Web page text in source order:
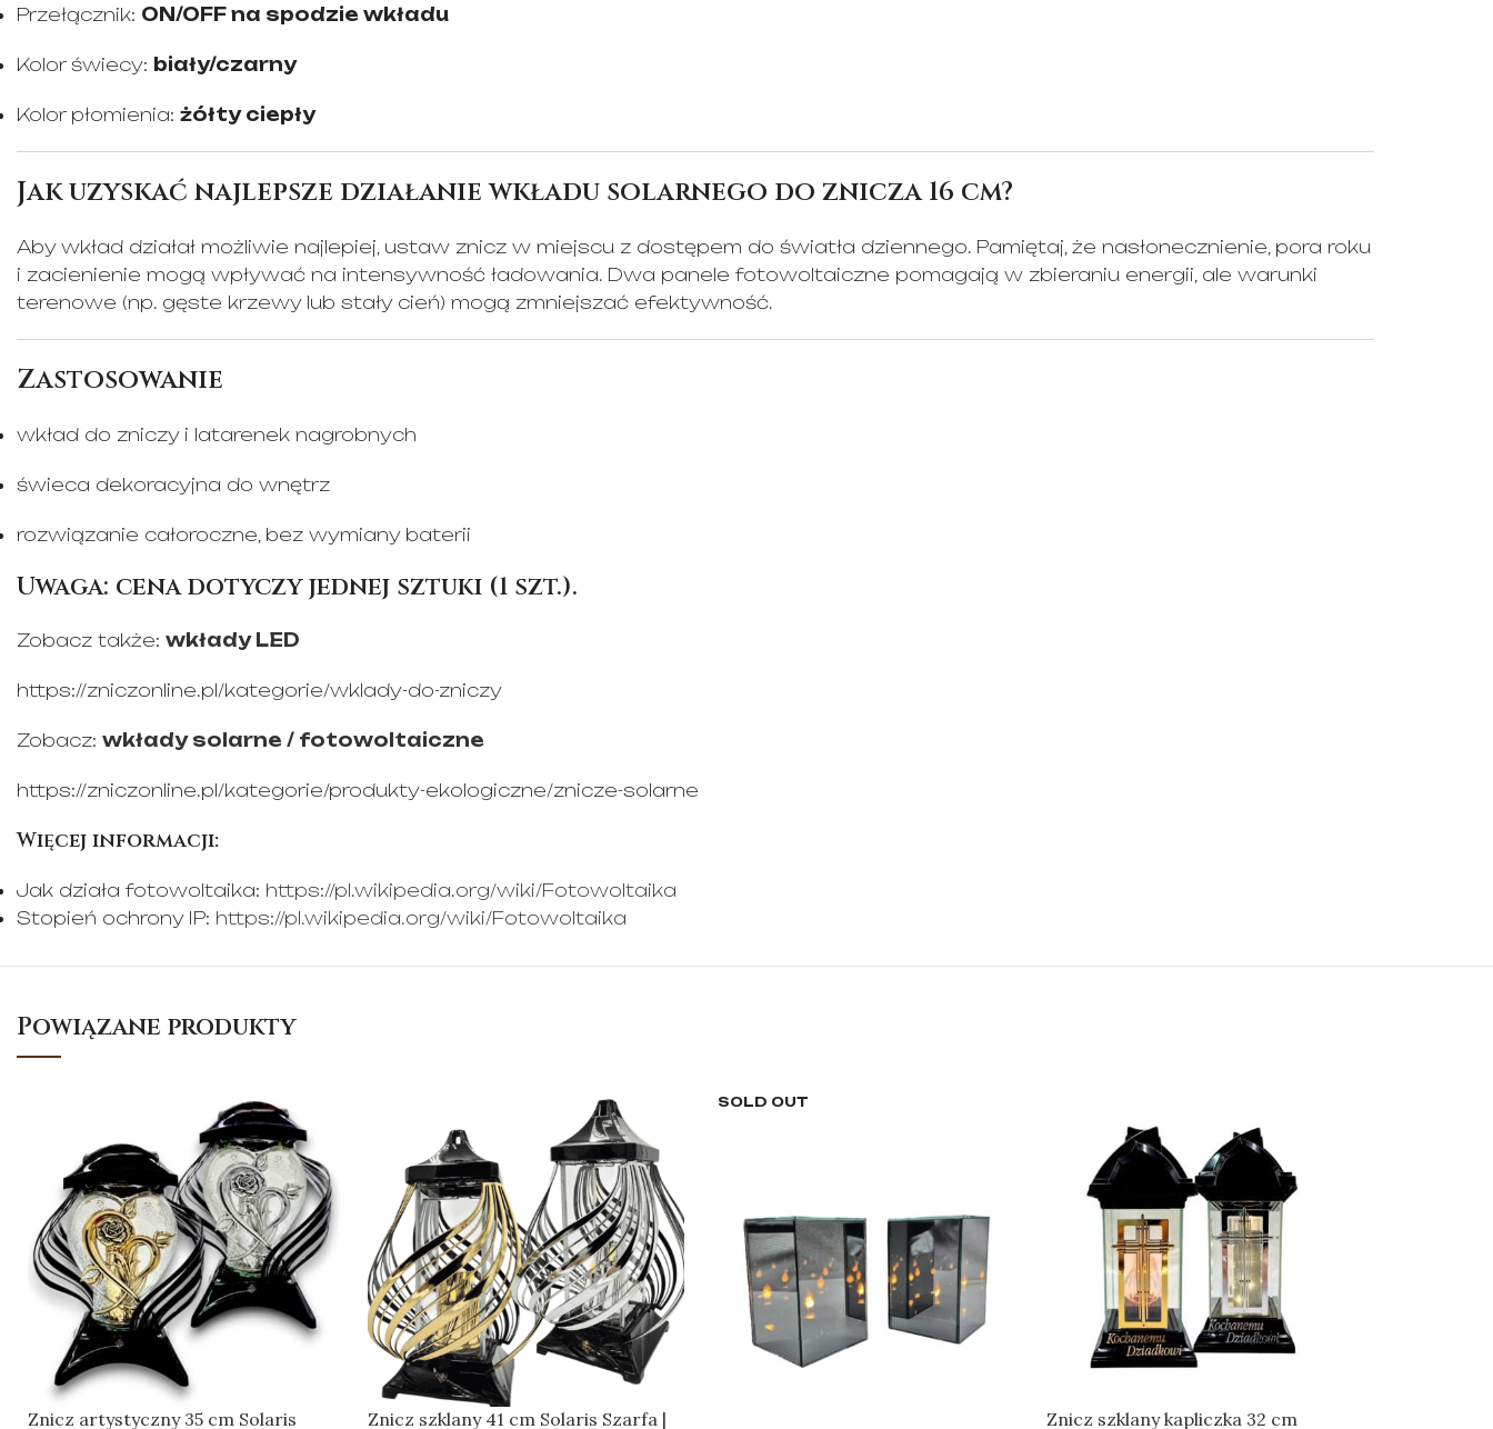
Przełącznik: ON/OFF na spodzie wkładu
Kolor świecy: biały/czarny
Kolor płomienia: żółty ciepły
Jak uzyskać najlepsze działanie wkładu solarnego do znicza 16 cm?
Aby wkład działał możliwie najlepiej, ustaw znicz w miejscu z dostępem do światła dziennego. Pamiętaj, że nasłonecznienie, pora roku
i zacienienie mogą wpływać na intensywność ładowania. Dwa panele fotowoltaiczne pomagają w zbieraniu energii, ale warunki
terenowe (np. gęste krzewy lub stały cień) mogą zmniejszać efektywność.
Zastosowanie
wkład do zniczy i latarenek nagrobnych
świeca dekoracyjna do wnętrz
rozwiązanie całoroczne, bez wymiany baterii
Uwaga: cena dotyczyjednej sztuki (1 szt.).
Zobacz także: wkłady LED
https://zniczonline.pl/kategorie/wklady-do-zniczy
Zobacz: wkłady solarne / fotowoltaiczne
https://zniczonline.pl/kategorie/produkty-ekologiczne/znicze-solarne
Więcej informacji:
Jak działa fotowoltaika: https://pl.wikipedia.org/wiki/Fotowoltaika
Stopień ochrony IP: https://pl.wikipedia.org/wiki/Fotowoltaika
Powiązane produkty
Znicz artystyczny 35 cm Solaris
Znicz szklany 41 cm Solaris Szarfa |
SOLD OUT
Znicz szklany kapliczka 32 cm